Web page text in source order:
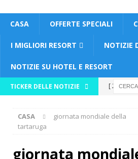
CASA OFFERTE SPECIALI
I MIGLIORI RESORT NOTIZIE
NOTIZIE SU HOTEL E RESORT
TICKER DELLE NOTIZIE
[ 26
2025 ]
Fushi
CASA
giornata mondiale della
tartaruga
giornata